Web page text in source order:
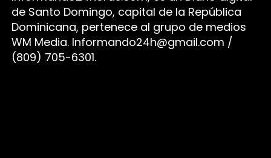
de Santo Domingo, capital de la República
Dominicana, pertenece al grupo de medios
WM Media. Informando24h@gmail.com /
(809) 705-6301.